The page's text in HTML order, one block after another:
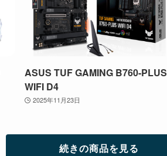
ASUS TUF GAMING B760-PLUS
WIFI D4
2025年11月23日
続きの商品を見る